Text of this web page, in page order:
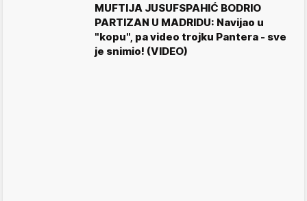
MUFTIJA JUSUFSPAHIĆ BODRIO
PARTIZAN U MADRIDU: Navijao u
"kopu", pa video trojku Pantera - sve
je snimio! (VIDEO)